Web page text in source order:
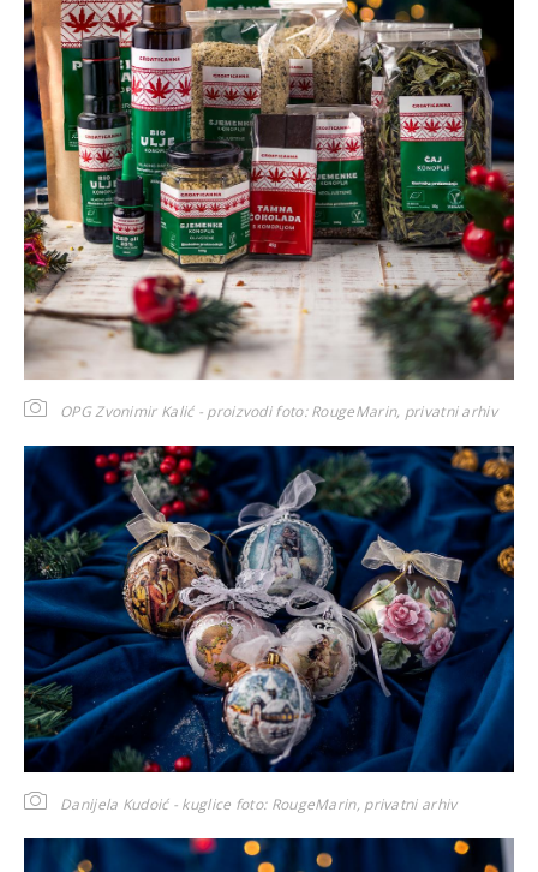
OPG Zvonimir Kalić - proizvodifoto: RougeMarin, privatni arhiv
Danijela Kudoić - kuglice foto: RougeMarin, privatni arhiv